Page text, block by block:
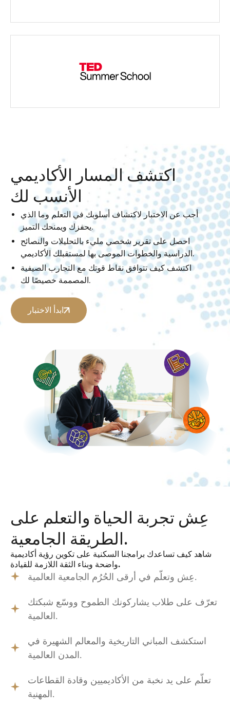
اكتشف المسار الأكاديمي
الأنسب لك
أجب عن الاختبار لاكتشاف أسلوبك في التعلم وما الذي
يحفزك ويمنحك التميز.
احصل على تقرير شخصي مليء بالتحليلات والنصائح
الدراسية والخطوات الموصى بها لمستقبلك الأكاديمي.
اكتشف كيف تتوافق نقاط قوتك مع التجارب الصيفية
المصممة خصيصًا لك.
ابدأ الاختبار
عِش تجربة الحياة والتعلم على
الطريقة الجامعية.
شاهد كيف تساعدك برامجنا السكنية على تكوين رؤية أكاديمية
واضحة وبناء الثقة اللازمة للقيادة.
عِش وتعلّم في أرقى الحُرُم الجامعية العالمية.
تعرّف على طلاب يشاركونك الطموح ووسّع شبكتك
العالمية.
استكشف المباني التاريخية والمعالم الشهيرة في
المدن العالمية.
تعلّم على يد نخبة من الأكاديميين وقادة القطاعات
المهنية.